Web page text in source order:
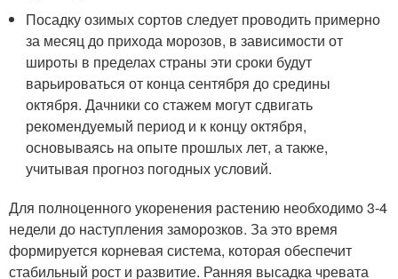
Посадку озимых сортов следует проводить примерно
за месяц до прихода морозов, в зависимости от
широты в пределах страны эти сроки будут
варьироваться от конца сентября до средины
октября. Дачники со стажем могут сдвигать
рекомендуемый период и к концу октября,
основываясь на опыте прошлых лет, а также,
учитывая прогноз погодных условий.
Для полноценного укоренения растению необходимо 3-4
недели до наступления заморозков. За это время
формируется корневая система, которая обеспечит
стабильный рост и развитие. Ранняя высадка чревата